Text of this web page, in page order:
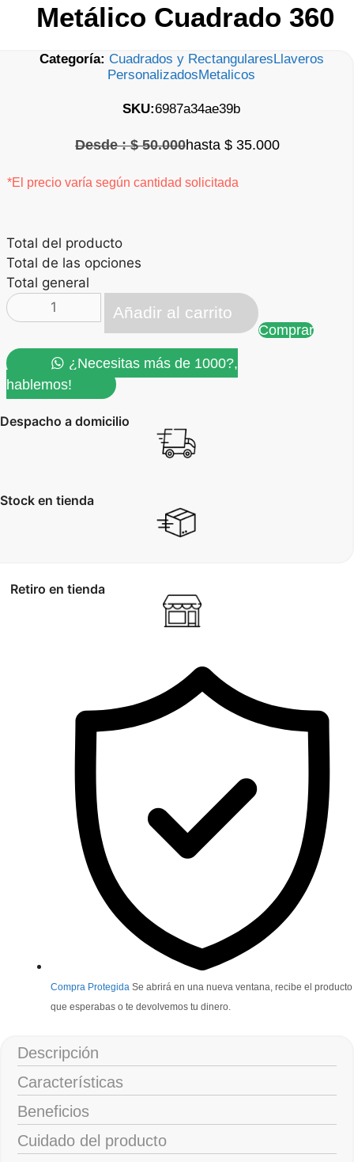
Metálico Cuadrado 360
Categoría: Cuadrados y RectangularesLlaveros
PersonalizadosMetalicos
SKU:6987a34ae39b
$50.000 $ 35.000
*El precio varía según cantidad solicitada
Total del producto
Total de las opciones
Total general
cuadrado
360
Añadir al carrito
Comprar
¿Necesitas más de 1000?,
hablemos!
Despacho a domicilio
Stock en tienda
Retiro en tienda
Compra Protegida Se abrirá en una nueva ventana, recibe el producto
que esperabas o te devolvemos tu dinero.
Descripción
Características
Beneficios
Cuidado del producto